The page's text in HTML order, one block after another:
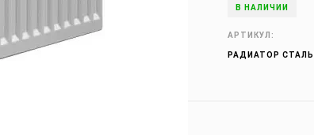
В НАЛИЧИИ
АРТИКУЛ:
РАДИАТОР